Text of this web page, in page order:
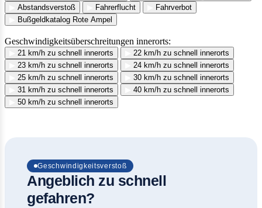
Abstandsverstoß Fahrerflucht
Fahrverbot
Bußgeldkatalog Rote Ampel
Geschwindigkeitsüberschreitungen innerorts:
21 km/h zu schnell innerorts
22 km/h zu schnell innerorts
23 km/h zu schnell innerorts
24 km/h zu schnell innerorts
25 km/h zu schnell innerorts
30 km/h zu schnell innerorts
31 km/h zu schnell innerorts
40 km/h zu schnell innerorts
50 km/h zu schnell innerorts
Geschwindigkeitsverstoß
Angeblich zu schnell
gefahren?